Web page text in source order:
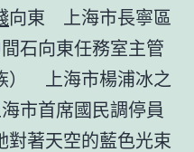
向東 上海市長寧區
石向東任務室主管
） 上海市楊浦冰之
市首席國民調停員
著天空的藍色光束